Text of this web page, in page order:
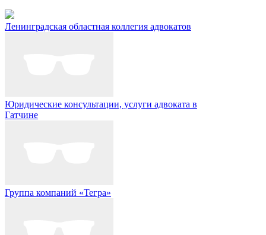
Ленинградская областная коллегия адвокатов
Юридические консультации, услуги адвоката в
Гатчине
Группа компаний «Тегра»